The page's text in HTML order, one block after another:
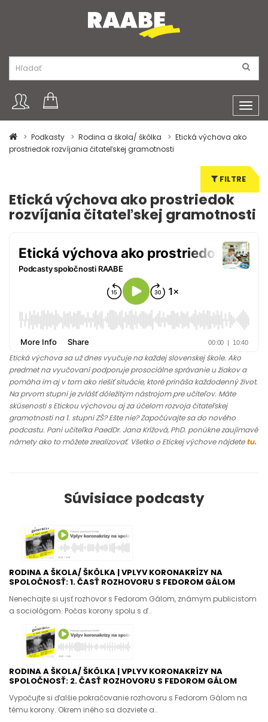
Podkasty
Rodina a škola/ škôlka
Etická výchova ako
prostriedok rozvíjania čitateľskej gramotnosti
FILTRE
Etická výchova ako prostriedok
rozvíjania čitateľskej gramotnosti
Etická výchova sa už dnes vyučuje na každej slovenskej škole. Ako
predmet na vyučovaní podporuje prosociálne správanie u žiakov a
pomáha im aj v tom ako riešiť situácie, ktoré prináša každodenný život.
Na prvom stupni je zvlášť dôležitým nástrojom pre učiteľov. Máte
skúsenosti s Etickou výchovou aj za účelom rozvoja čitateľskej
gramotnosti na 1. stupni ZŠ? Ešte nie? Započúvajte sa do nového
podcastu. Pani učiteľka PaedDr. Jana Krížová, PhD. ponúkne zaujímavé
námety ako to môžete zrealizovať. Všetko o Etickej výchove nájdetetu.
Súvisiace podcasty
RODINA A ŠKOLA/ ŠKÔLKA | VPLYV KORONAKRÍZY NA
SPOLOČNOSŤ: 1. ČASŤ ROZHOVORU S FEDOROM GÁLOM
Nenechajte si ujsť rozhovor s Fedorom Gálom, známym publicistom
a sociológom. Počas korony spolu s ď..
RODINA A ŠKOLA/ ŠKÔLKA | VPLYV KORONAKRÍZY NA
SPOLOČNOSŤ: 2. ČASŤ ROZHOVORU S FEDOROM GÁLOM
Vypočujte si ďalšie pokračovanie rozhovoru s Fedorom Gálom na
tému korony. Okrem iného sa dozviete a..